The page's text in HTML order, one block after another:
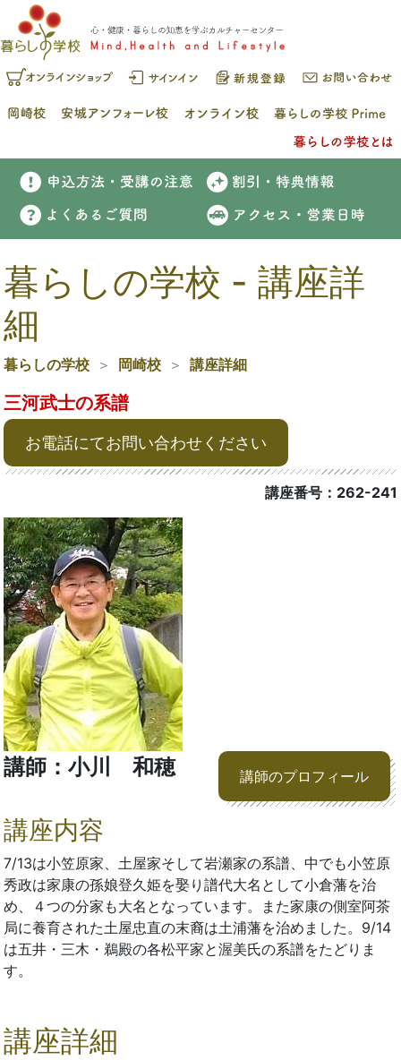
暮らしの学校 - 講座詳
細
暮らしの学校 岡崎校 講座詳細
三河武士の系譜
お電話にてお問い合わせください
講座番号：262-241
講師：小川 和穂 講師のプロフィール
講座内容
7/13は小笠原家、土屋家そして岩瀬家の系譜、中でも小笠原
秀政は家康の孫娘登久姫を娶り譜代大名として小倉藩を治
め、４つの分家も大名となっています。また家康の側室阿茶
局に養育された土屋忠直の末裔は土浦藩を治めました。9/14
は五井・三木・鵜殿の各松平家と渥美氏の系譜をたどりま
す。
講座詳細